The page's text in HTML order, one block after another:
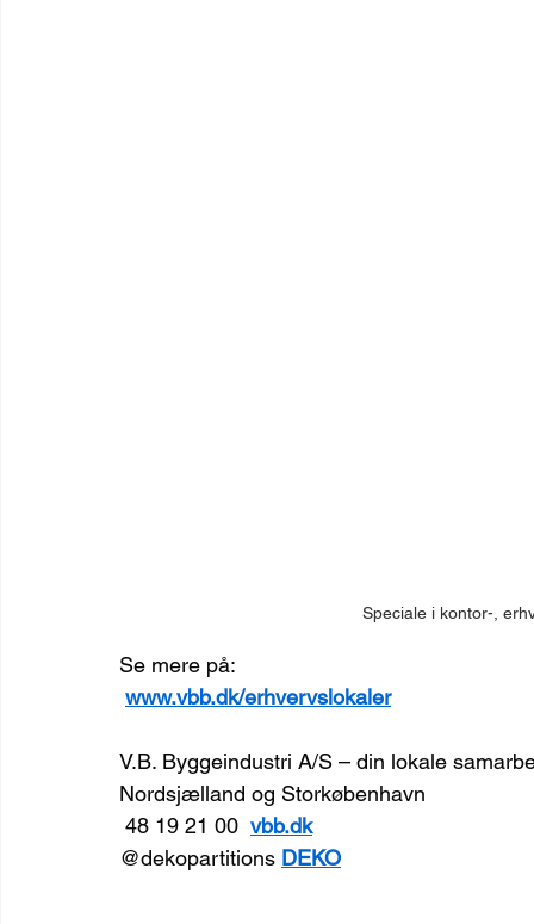
Speciale i kontor-,
Se mere på:
www.vbb.dk/erhvervslokaler
V.B. Byggeindustri A/S – din lokale
Nordsjælland og Storkøbenhavn
48 19 21 00 vbb.dk
@dekopartitions DEKO